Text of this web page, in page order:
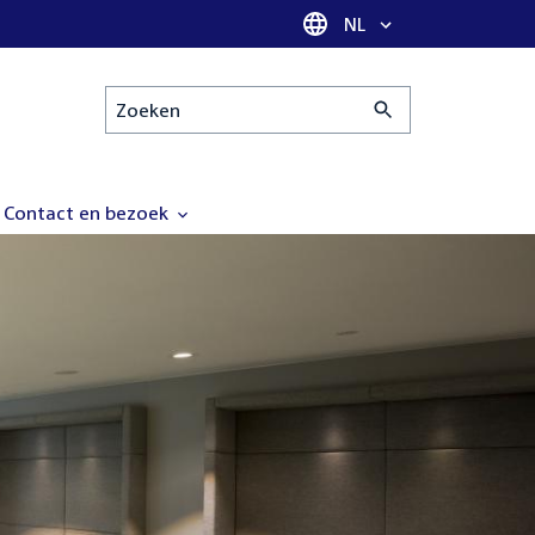
Taal selectie
NL
Zoeken
Contact en bezoek